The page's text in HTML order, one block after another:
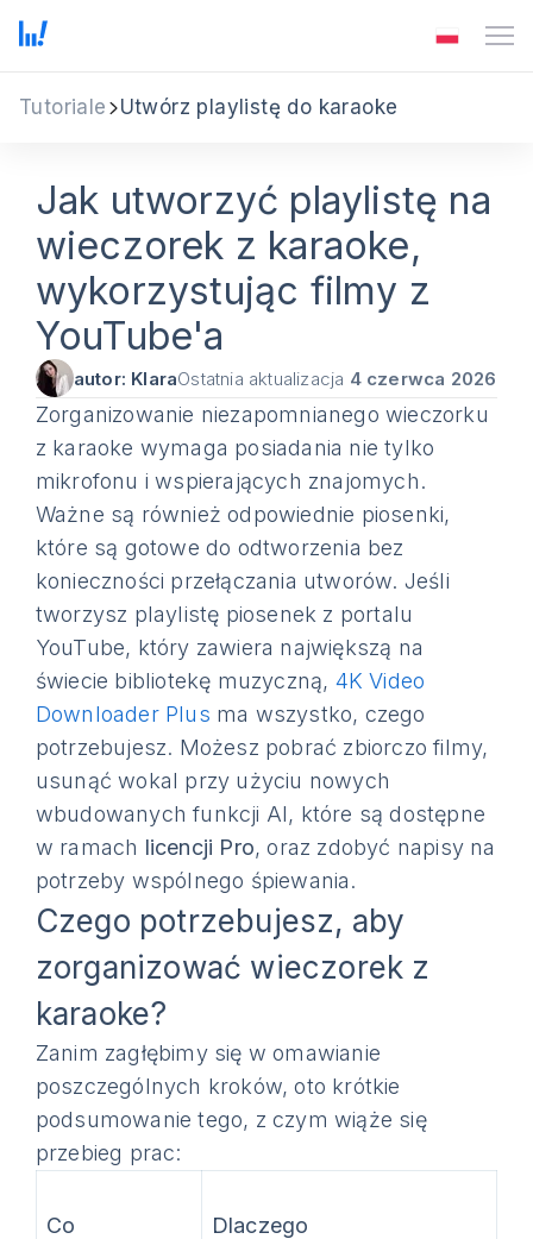
Tutoriale Utwórz playlistę do karaoke
Jak utworzyć playlistę na
wieczorek z karaoke,
wykorzystując filmy z
YouTube'a
autor: KlaraOstatnia aktualizacja 4 czerwca 2026
Zorganizowanie niezapomnianego wieczorku
z karaoke wymaga posiadania nie tylko
mikrofonu i wspierających znajomych.
Ważne są również odpowiednie piosenki,
które są gotowe do odtworzenia bez
konieczności przełączania utworów. Jeśli
tworzysz playlistę piosenek z portalu
YouTube, który zawiera największą na
świecie bibliotekę muzyczną, 4K Video
Downloader Plus ma wszystko, czego
potrzebujesz. Możesz pobrać zbiorczo filmy,
usunąć wokal przy użyciu nowych
wbudowanych funkcji AI, które są dostępne
w ramach licencji Pro, oraz zdobyć napisy na
potrzeby wspólnego śpiewania.
Czego potrzebujesz, aby
zorganizować wieczorek z
karaoke?
Zanim zagłębimy się w omawianie
poszczególnych kroków, oto krótkie
podsumowanie tego, z czym wiąże się
przebieg prac:
Co Dlaczego